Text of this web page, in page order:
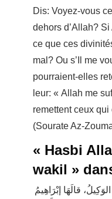
Dis: Voyez-vous
dehors d’Allah?
ce que ces
mal? Ou s’Il me
pourraient-elles
leur: « Allah me
remettent ceux
(Sourate Az-
« Hasbi
wakil »
قالَهَا إبْرَاهِيمُ